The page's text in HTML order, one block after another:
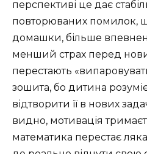
перспективі це дає
повторюваних помилок,
домашки, більше
менший страх перед
перестають
зошита, бо дитина
відтворити її в нових
видно, мотивація
математика перестає